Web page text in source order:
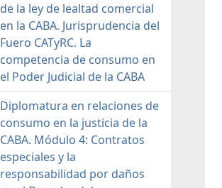
de la ley de lealtad comercial
en la CABA. Jurisprudencia del
Fuero CATyRC. La
competencia de consumo en
el Poder Judicial de la CABA
Diplomatura en relaciones de
consumo en la justicia de la
CABA. Módulo 4: Contratos
especiales y la
responsabilidad por daños